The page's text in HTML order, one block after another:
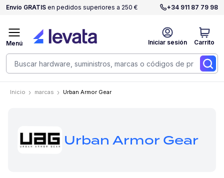
Envío GRATIS en pedidos superiores a 250 € +34 911 87 79 98
Iniciar sesión Carrito
Menú
Inicio marcas Urban Armor Gear
Urban Armor Gear